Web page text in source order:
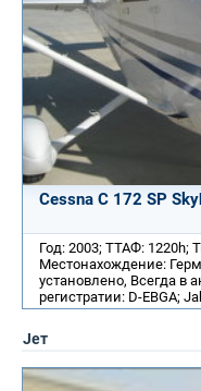
Cessna C 172 SP
Год: 2003; ТТАФ: 1220h;
Местонахождение:
установлено, Всегда в
регистратии: D-EBGA;
Jет